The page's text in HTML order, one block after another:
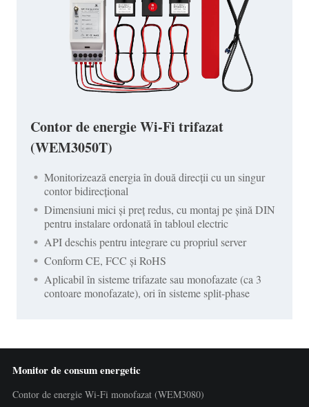
Contor de energie Wi-Fi trifazat
(WEM3050T)
Monitorizează energia în două direcții cu un singur
contor bidirecțional
Dimensiuni mici și preț redus, cu montaj pe șină DIN
pentru instalare ordonată în tabloul electric
API deschis pentru integrare cu propriul server
Conform CE, FCC și RoHS
Aplicabil în sisteme trifazate sau monofazate (ca 3
contoare monofazate), ori în sisteme split-phase
Monitor de consum energetic
Contor de energie Wi-Fi monofazat (WEM3080)